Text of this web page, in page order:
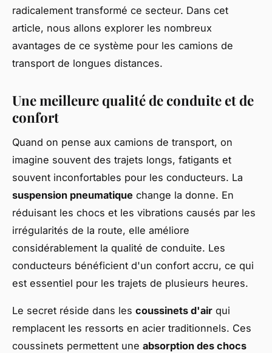
radicalement transformé ce secteur. Dans cet
article, nous allons explorer les nombreux
avantages de ce système pour les camions de
transport de longues distances.
Une meilleure qualité de conduite et de
confort
Quand on pense aux camions de transport, on
imagine souvent des trajets longs, fatigants et
souvent inconfortables pour les conducteurs. La
suspension pneumatique change la donne. En
réduisant les chocs et les vibrations causés par les
irrégularités de la route, elle améliore
considérablement la qualité de conduite. Les
conducteurs bénéficient d'un confort accru, ce qui
est essentiel pour les trajets de plusieurs heures.
Le secret réside dans les coussinets d'air qui
remplacent les ressorts en acier traditionnels. Ces
coussinets permettent une absorption des chocs